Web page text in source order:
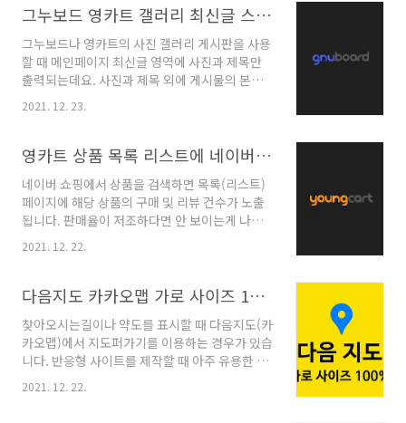
되는 문구만 수정해 주세요. 파일을 모두 열어 [열
려진 파일에서 모두 바꾸기]를 하면 한번에 수정
할 수 있습니다. lib/shop.lib.php (상품 스킨)
adm/shop_admin/itemform.php (관리자
페이지 > 상품관리)
adm/shop_admin/itemtypelist.php (관리
몰 ..
그누보드 영카트 갤러리 최신글 스킨 본문 내용 불러오기
그누보드나 영카트의 사진 갤러리 게시판을 사용
할 때 메인페이지 최신글 영역에 사진과 제목만
출력되는데요. 사진과 제목 외에 게시물의 본문
내용을 추가로 불러오는 방법을 알려드립니다.
갤러리 최신글 내용 출력 먼저, 사용중인 최신글
추가해 주세요. 예 :
내용 중 숫자(지금 100)를 수정하는 만큼 불러오
는 내용의 글자수를 조정할 수 있습니다.
2021. 12. 23.
영카트 상품 목록 리스트에 네이버처럼 구매 리뷰 건수 출력
네이버 쇼핑에서 상품을 검색하면 목록(리스트)
페이지에 해당 상품의 구매 및 리뷰 건수가 노출
됩니다. 판매율이 저조하다면 안 보이는게 나을
지 모르지만 판매가 많이 일어나는 상품일수록
노출되는게 상품 구매에 유리하게 작용하죠. 네
출력하는 방법에 대해 알려드릴게요. 상품 목록
로 사용중인 list 스킨을 열어주세요. 기본은
list.10.skin.php 입니다. 다른 스킨을 사용중이
라면 해당되는 스킨 파일을 열면 됩니다. 소스 추
가 아래 소스를 적당한 위치에 추가합니다. 만약
2021. 12. 22.
다음지도 카카오맵 가로 사이즈 100% 맞추기
찾아오시는길이나 약도를 표시할 때 다음지도(카
카오맵)에서 지도퍼가기를 이용하는 경우가 있습
니다. 반응형 사이트를 제작할 때 아주 유용한 다
음 지도 가로 사이즈를 항상 100%가 되게 수정
하는 방법에 대해 알아봅니다. 서울시청 지도를
2021. 12. 22.